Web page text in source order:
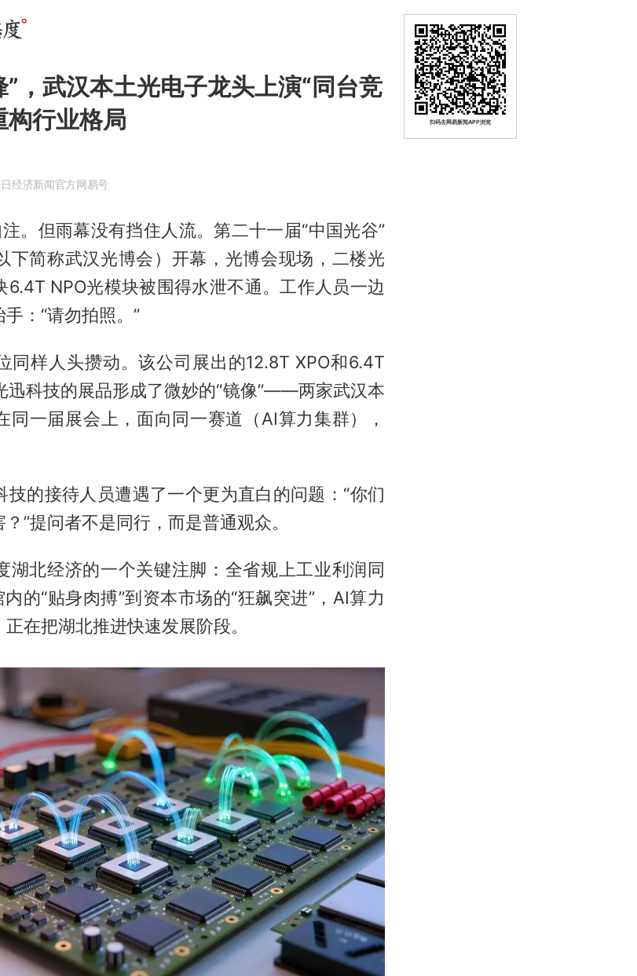
”，武汉本土光电子龙头上演“同台竞
构行业格局
日经济新闻官方网易号
。但雨幕没有挡住人流。第二十一届“中国光谷”
下简称武汉光博会）开幕，光博会现场，二楼光
6.4T NPO光模块被围得水泄不通。工作人员一边
：“请勿拍照。”
同样人头攒动。该公司展出的12.8T XPO和6.4T
迅科技的展品形成了微妙的“镜像”——两家武汉本
同一届展会上，面向同一赛道（AI算力集群），
技的接待人员遭遇了一个更为直白的问题：“你们
”提问者不是同行，而是普通观众。
湖北经济的一个关键注脚：全省规上工业利润同
的“贴身肉搏”到资本市场的“狂飙突进”，AI算力
在把湖北推进快速发展阶段。
扫码去网易新闻APP浏览